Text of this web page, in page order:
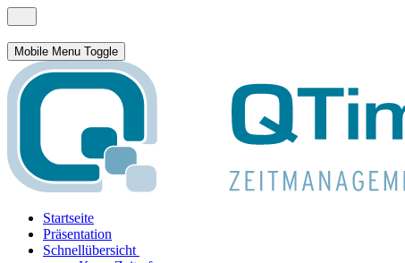
Mobile Menu Toggle
Startseite
Präsentation
Schnellübersicht